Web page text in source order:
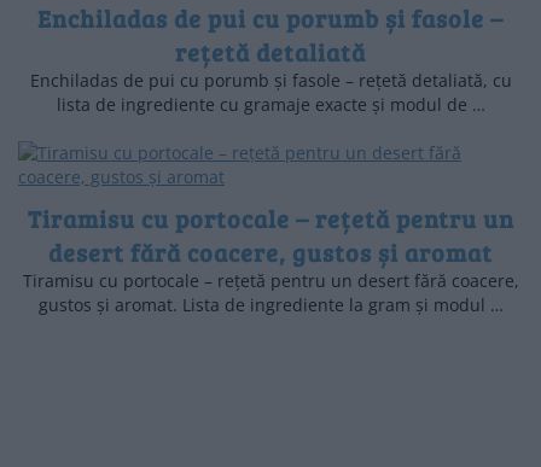
Enchiladas de pui cu porumb și fasole –
rețetă detaliată
Enchiladas de pui cu porumb și fasole – rețetă detaliată, cu
lista de ingrediente cu gramaje exacte și modul de …
Tiramisu cu portocale – rețetă pentru un
desert fără coacere, gustos și aromat
Tiramisu cu portocale – rețetă pentru un desert fără coacere,
gustos și aromat. Lista de ingrediente la gram și modul …